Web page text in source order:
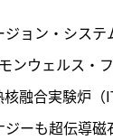
ョン・シス
ンウェルス・
融合実験炉（
ーも超伝導